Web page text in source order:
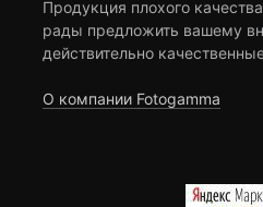
Продукция плохого
рады предложить вашему
действительно
О компании Fotogamma